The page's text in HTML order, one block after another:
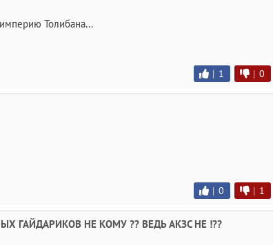
империю Толибана...
| 1 | 0
| 0 | 1
ГАЙДАРИКОВ НЕ КОМУ ?? ВЕДЬ АКЗС НЕ !??